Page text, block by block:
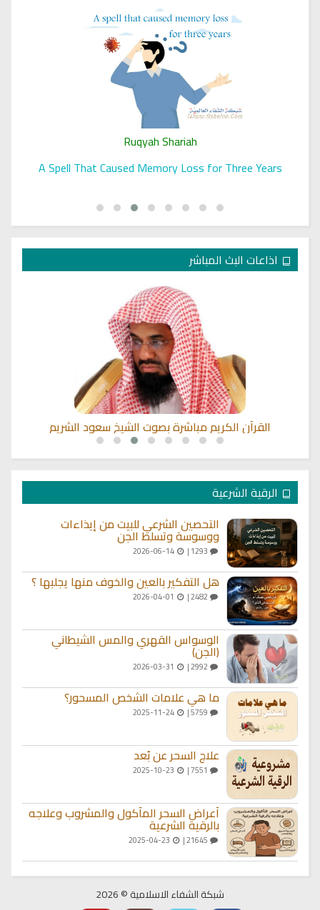
Ruqyah Shariah
A Spell That Caused Memory Loss for Three Years
اذاعات البث المباشر
القرآن الكريم مباشرة بصوت الشيخ سعود الشريم
الرقية الشرعية
التحصين الشرعي للبيت من إيذاءات
ووسوسة وتسلط الجن
2026-06-14
هل التفكير بالعين والخوف منها يجلبها ؟
الوسواس القهري والمس الشيطاني
(الجن)
ما هي علامات الشخص المسحور؟
2025-11-24
علاج السحر عن بُعد
أعراض السحر المأكول والمشروب وعلاجه
بالرقية الشرعية
شبكة الشفاء الاسلامية © 2026